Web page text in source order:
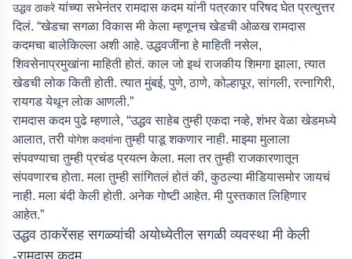
उद्धव ठाकरेयांच्या सभेनंतर रामदास कदम यांनी पत्रकार परिषद घेत प्रत्युत्तर
दिलं. “खेडचा सगळा विकास मी केला म्हणूनच खेडची ओळख रामदास
कदमचा बालेकिल्ला अशी आहे. उद्धवजींना हे माहिती नसेल,
शिवसेनाप्रमुखांना माहिती होतं. काल जो इथं राजकीय शिमगा झाला, त्यात
खेडची लोक किती होती. त्यात मुंबई, पुणे, ठाणे, कोल्हापूर, सांगली, रत्नागिरी,
रायगड येथून लोक आणली.”
रामदास कदम पुढे म्हणाले, “उद्धव साहेब तुम्ही एकदा नव्हे, शंभर वेळा खेडमध्ये
आलात, तरी योगेश कदमांनातुम्ही पाडू शकणार नाही. माझ्या मुलाला
संपवण्याचा तुम्ही प्रचंड प्रयत्न केला. मला तर तुम्ही राजकारणातून
संपवणारच होता. मला तुम्ही सांगितलं होतं की, कुठल्या मीडियासमोर जायचं
नाही. मला बंदी केली होती. अनेक गोष्टी आहेत. मी पुस्तकात लिहिणार
आहेत.”
उद्धव ठाकरेंसह सगळ्यांची अयोध्येतील सगळी व्यवस्था मी केली
-रामदास कदम